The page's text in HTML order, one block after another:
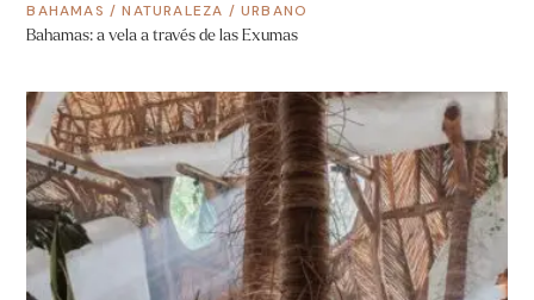
BAHAMAS /NATURALEZA /URBANO
Bahamas: a vela a través de las Exumas